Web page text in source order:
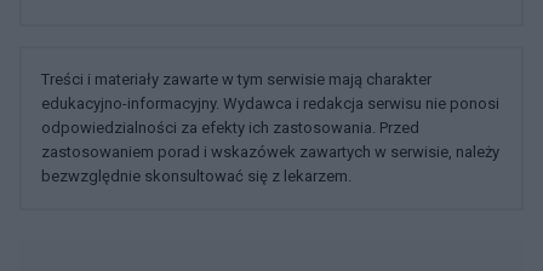
Treści i materiały zawarte w tym serwisie mają charakter
edukacyjno-informacyjny. Wydawca i redakcja serwisu nie ponosi
odpowiedzialności za efekty ich zastosowania. Przed
zastosowaniem porad i wskazówek zawartych w serwisie, należy
bezwzględnie skonsultować się z lekarzem.